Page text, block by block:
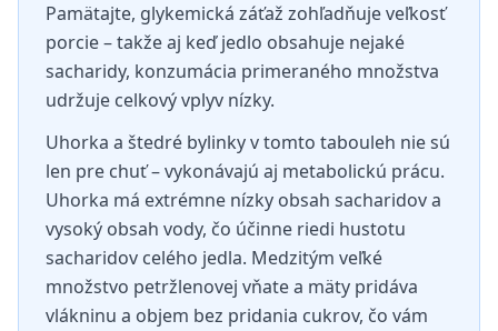
Pamätajte, glykemická záťaž zohľadňuje veľkosť
porcie – takže aj keď jedlo obsahuje nejaké
sacharidy, konzumácia primeraného množstva
udržuje celkový vplyv nízky.
Uhorka a štedré bylinky v tomto tabouleh nie sú
len pre chuť – vykonávajú aj metabolickú prácu.
Uhorka má extrémne nízky obsah sacharidov a
vysoký obsah vody, čo účinne riedi hustotu
sacharidov celého jedla. Medzitým veľké
množstvo petržlenovej vňate a mäty pridáva
vlákninu a objem bez pridania cukrov, čo vám